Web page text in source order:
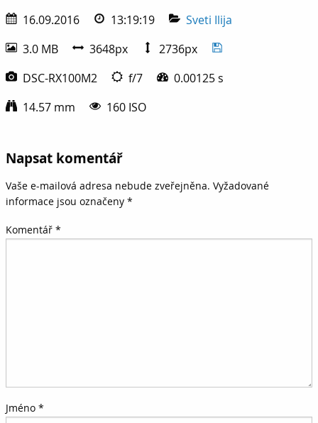
16.09.2016 13:19:19
Sveti Ilija
3.0 MB
3648px
2736px
DSC-RX100M2
f/7
0.00125 s
14.57 mm
160 ISO
Napsat komentář
Vaše e-mailová adresa nebude zveřejněna. Vyžadované
informace jsou označeny *
Komentář *
Jméno *